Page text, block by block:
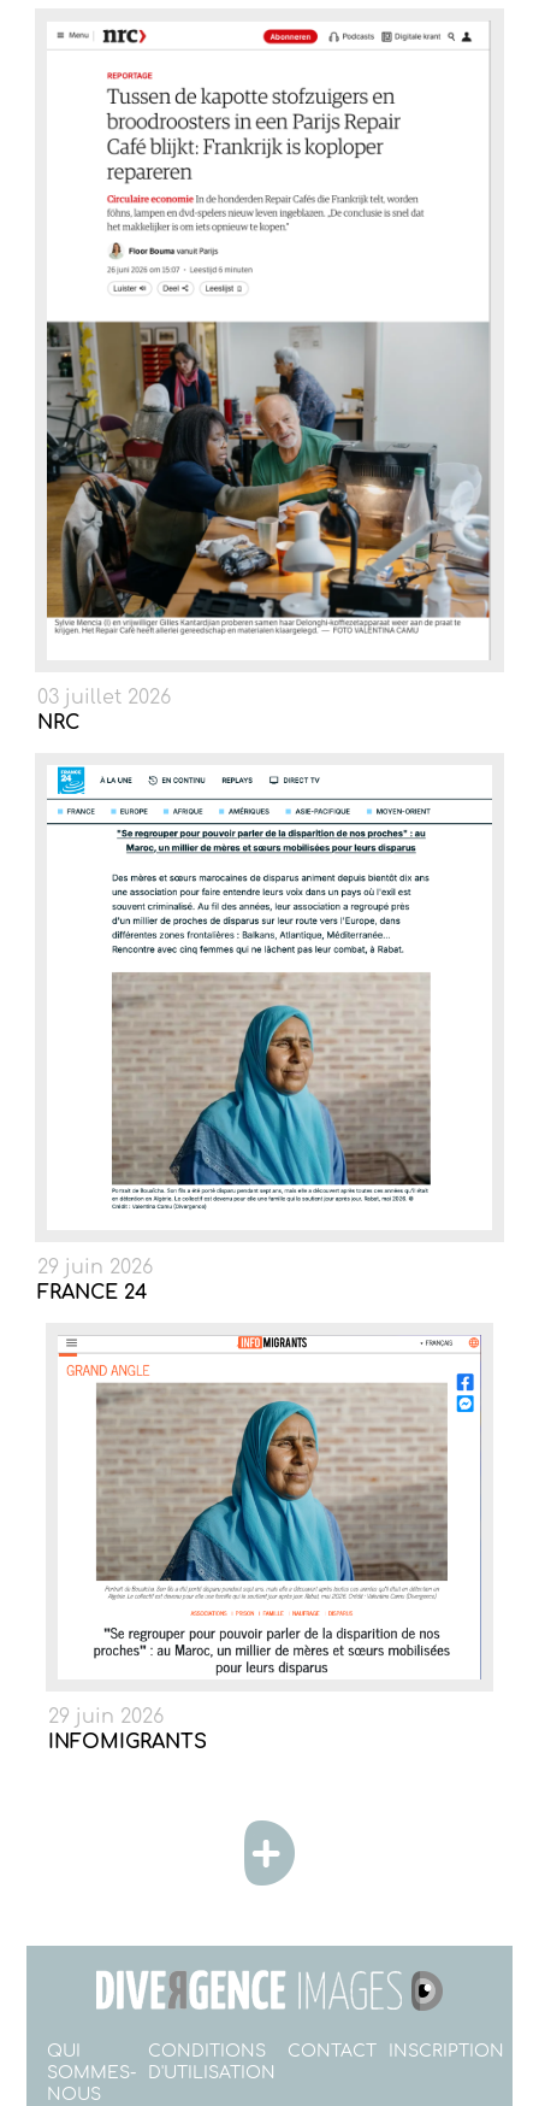
03 juillet 2026
NRC
29 juin 2026
FRANCE 24
29 juin 2026
INFOMIGRANTS
QUI
SOMMES-
NOUS
CONDITIONS
D'UTILISATION
CONTACT INSCRIPTION